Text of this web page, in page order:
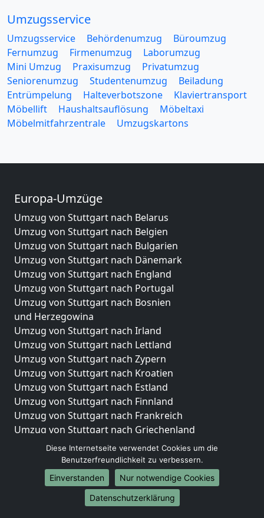
Umzugsservice
Umzugsservice Behördenumzug
Büroumzug
Fernumzug
Firmenumzug
Laborumzug
Mini Umzug
Praxisumzug
Privatumzug
Seniorenumzug
Studentenumzug
Beiladung
Entrümpelung
Halteverbotszone
Klaviertransport
Möbellift
Haushaltsauflösung
Möbeltaxi
Möbelmitfahrzentrale
Umzugskartons
Europa-Umzüge
Umzug von Stuttgart nach Belarus
Umzug von Stuttgart nach Belgien
Umzug von Stuttgart nach Bulgarien
Umzug von Stuttgart nach Dänemark
Umzug von Stuttgart nach England
Umzug von Stuttgart nach Portugal
Umzug von Stuttgart nach Bosnien
und Herzegowina
Umzug von Stuttgart nach Irland
Umzug von Stuttgart nach Lettland
Umzug von Stuttgart nach Zypern
Umzug von Stuttgart nach Kroatien
Umzug von Stuttgart nach Estland
Umzug von Stuttgart nach Finnland
Umzug von Stuttgart nach Frankreich
Umzug von Stuttgart nach Griechenland
Umzug von Stuttgart nach Italien
Umzug von Stuttgart nach Liechtenstein
Umzug von Stuttgart nach Luxemburg
Umzug von Stuttgart nach Niederlande
Umzug von Stuttgart nach Norwegen
Diese Internetseite verwendet Cookies um die
Benutzerfreundlichkeit zu verbessern.
Einverstanden
Nur notwendige Cookies
Datenschutzerklärung